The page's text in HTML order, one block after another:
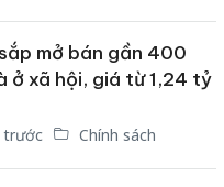
mở bán gần 400
ở xã hội, giá từ 1,24 tỷ
trước Chính sách